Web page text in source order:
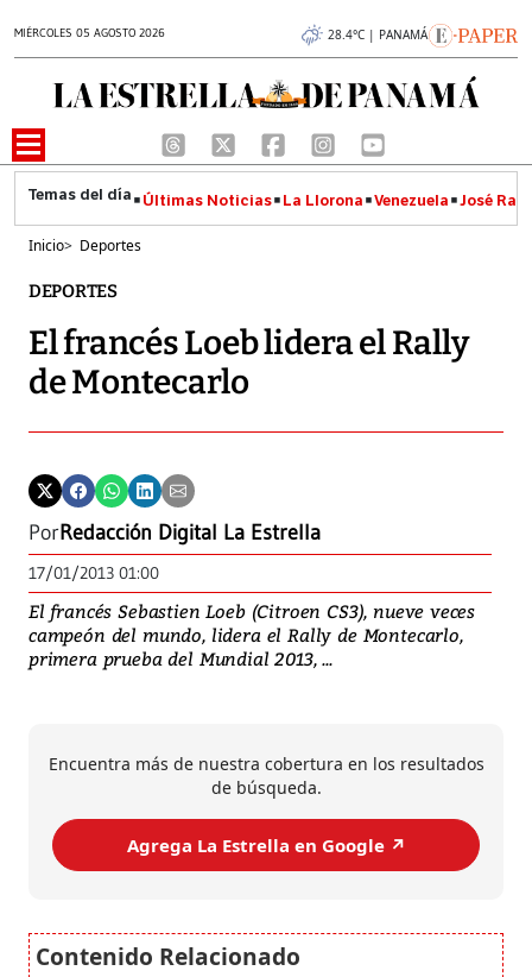
MIÉRCOLES 05 AGOSTO 2026 28.4°C | PANAMÁ
Últimas Noticias La Llorona Venezuela José
Inicio> Deportes
DEPORTES
El francés Loeb lidera el Rally
de Montecarlo
PorRedacción Digital La Estrella
17/01/2013 01:00
El francés Sebastien Loeb (Citroen CS3), nueve veces
campeón del mundo, lidera el Rally de Montecarlo,
primera prueba del Mundial 2013, ...
Encuentra más de nuestra cobertura en los resultados
de búsqueda.
Agrega La Estrella en Google ↗️